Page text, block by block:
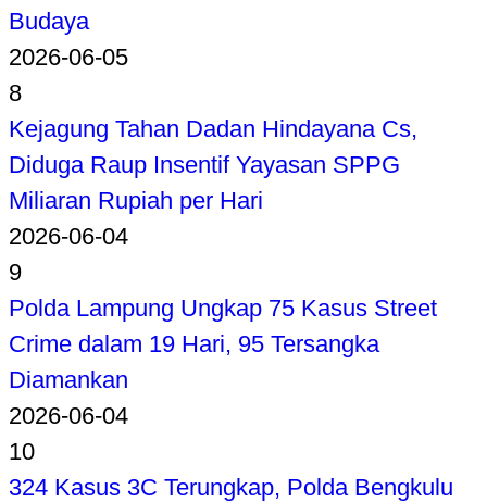
Budaya
2026-06-05
8
Kejagung Tahan Dadan Hindayana Cs,
Diduga Raup Insentif Yayasan SPPG
Miliaran Rupiah per Hari
2026-06-04
9
Polda Lampung Ungkap 75 Kasus Street
Crime dalam 19 Hari, 95 Tersangka
Diamankan
2026-06-04
10
324 Kasus 3C Terungkap, Polda Bengkulu